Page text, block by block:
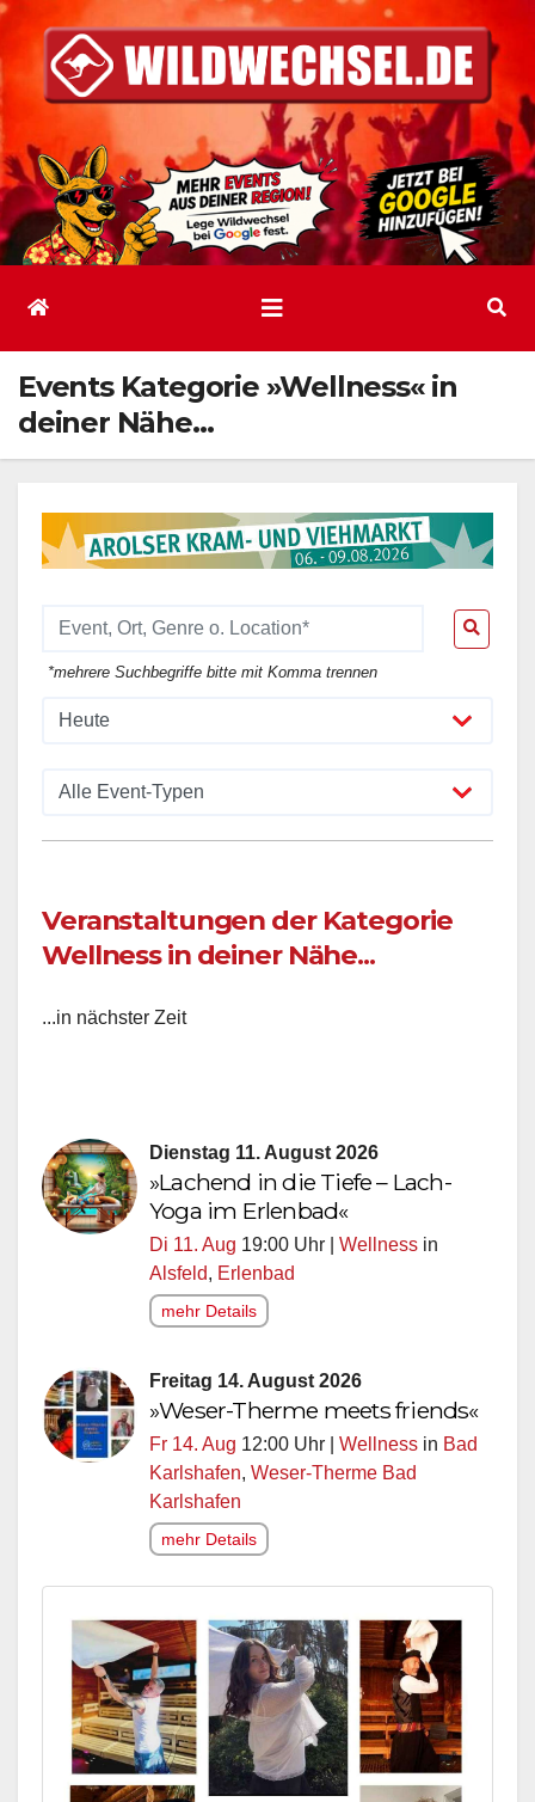
Inhalt
springen
Events Kategorie »Wellness« in
deiner Nähe…
*mehrere Suchbegriffe bitte mit Komma trennen
Veranstaltungen der Kategorie
Wellness in deiner Nähe...
...in nächster Zeit
Dienstag 11. August 2026
»Lachend in die Tiefe – Lach-
Yoga im Erlenbad«
Di 11. Aug 19:00 Uhr | Wellness in
Alsfeld, Erlenbad
mehr Details
Freitag 14. August 2026
»Weser-Therme meets friends«
Fr 14. Aug 12:00 Uhr | Wellness in Bad
Karlshafen, Weser-Therme Bad
Karlshafen
mehr Details